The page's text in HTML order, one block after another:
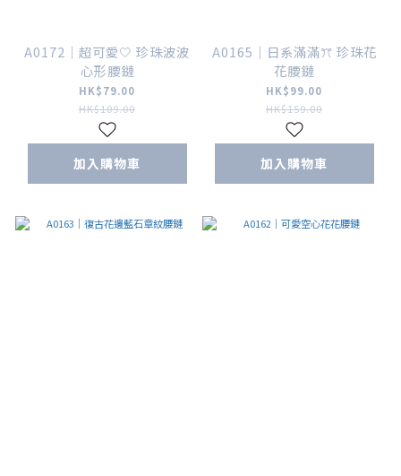
A0172｜超可愛🤍 珍珠波波
心形腰鏈
HK$79.00
HK$109.00
加入購物車
A0165｜日系滿滿ꔫ 珍珠花
花腰鏈
HK$99.00
HK$159.00
加入購物車